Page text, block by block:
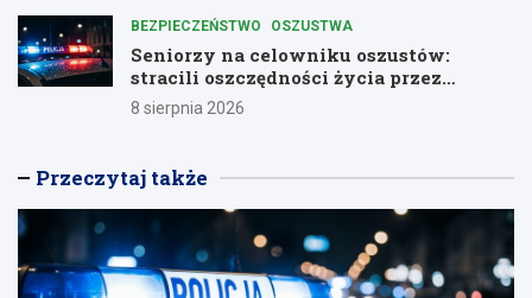
BEZPIECZEŃSTWO OSZUSTWA
Seniorzy na celowniku oszustów:
stracili oszczędności życia przez
telefon
8 sierpnia 2026
Przeczytaj także